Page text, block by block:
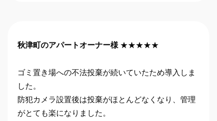
秋津町のアパートオーナー様 ★★★★★
ゴミ置き場への不法投棄が続いていたため導入しま
した。
防犯カメラ設置後は投棄がほとんどなくなり、管理
がとても楽になりました。